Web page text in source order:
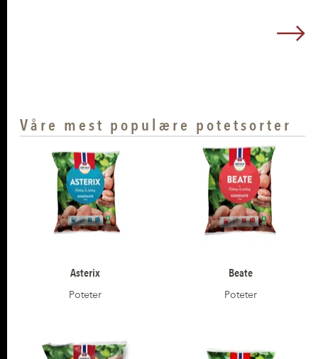
Våre mest populære potetsorter
Asterix
Poteter
Beate
Poteter